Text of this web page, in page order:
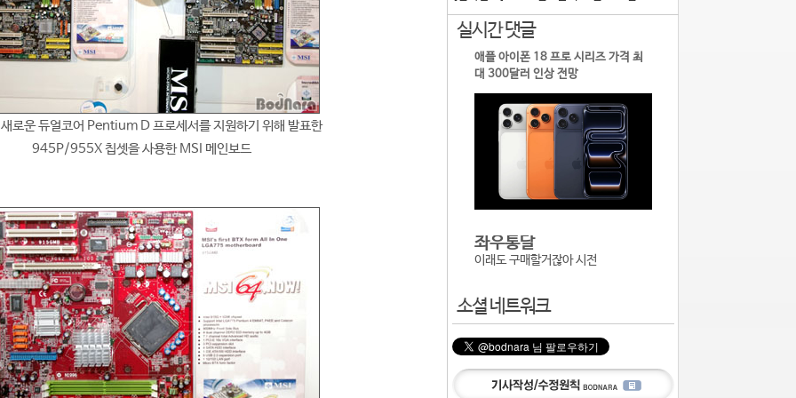
로운 듀얼코어 Pentium D 프로세서를 지원하기 위해 발표한
945P/955X 칩셋을 사용한 MSI 메인보드
실시간 댓글
애플 아이폰 18 프로 시리즈 가격 최
대 300달러 인상 전망
좌우통달
이래도 구매할거잖아 시전
소셜 네트워크